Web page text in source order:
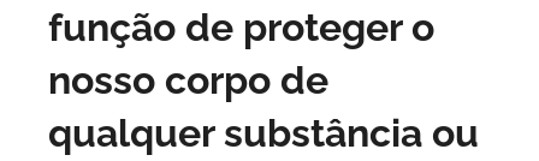
função de proteger o
nosso corpo de
qualquer substância ou